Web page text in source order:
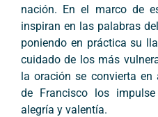
nación. En el marco de
inspiran en las palabras
poniendo en práctica su
cuidado de los más
la oración se convierta
de Francisco los
alegría y valentía.